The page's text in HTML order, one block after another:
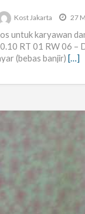
Kost Jakarta 27
untuk karyawan
RT 01 RW 06 –
(bebas banjir) […]